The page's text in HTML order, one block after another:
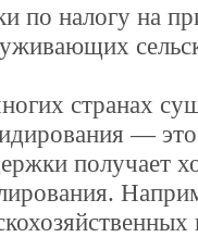
по налогу на
странах
—
получает